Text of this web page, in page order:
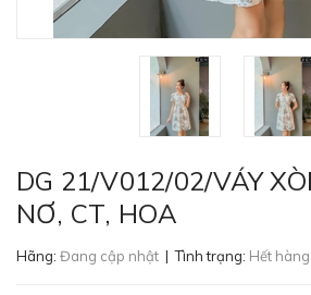
DG 21/V012/02/VÁY
NƠ, CT, HOA
Hãng: Đang cập nhật | Tình trạng: Hết hàng